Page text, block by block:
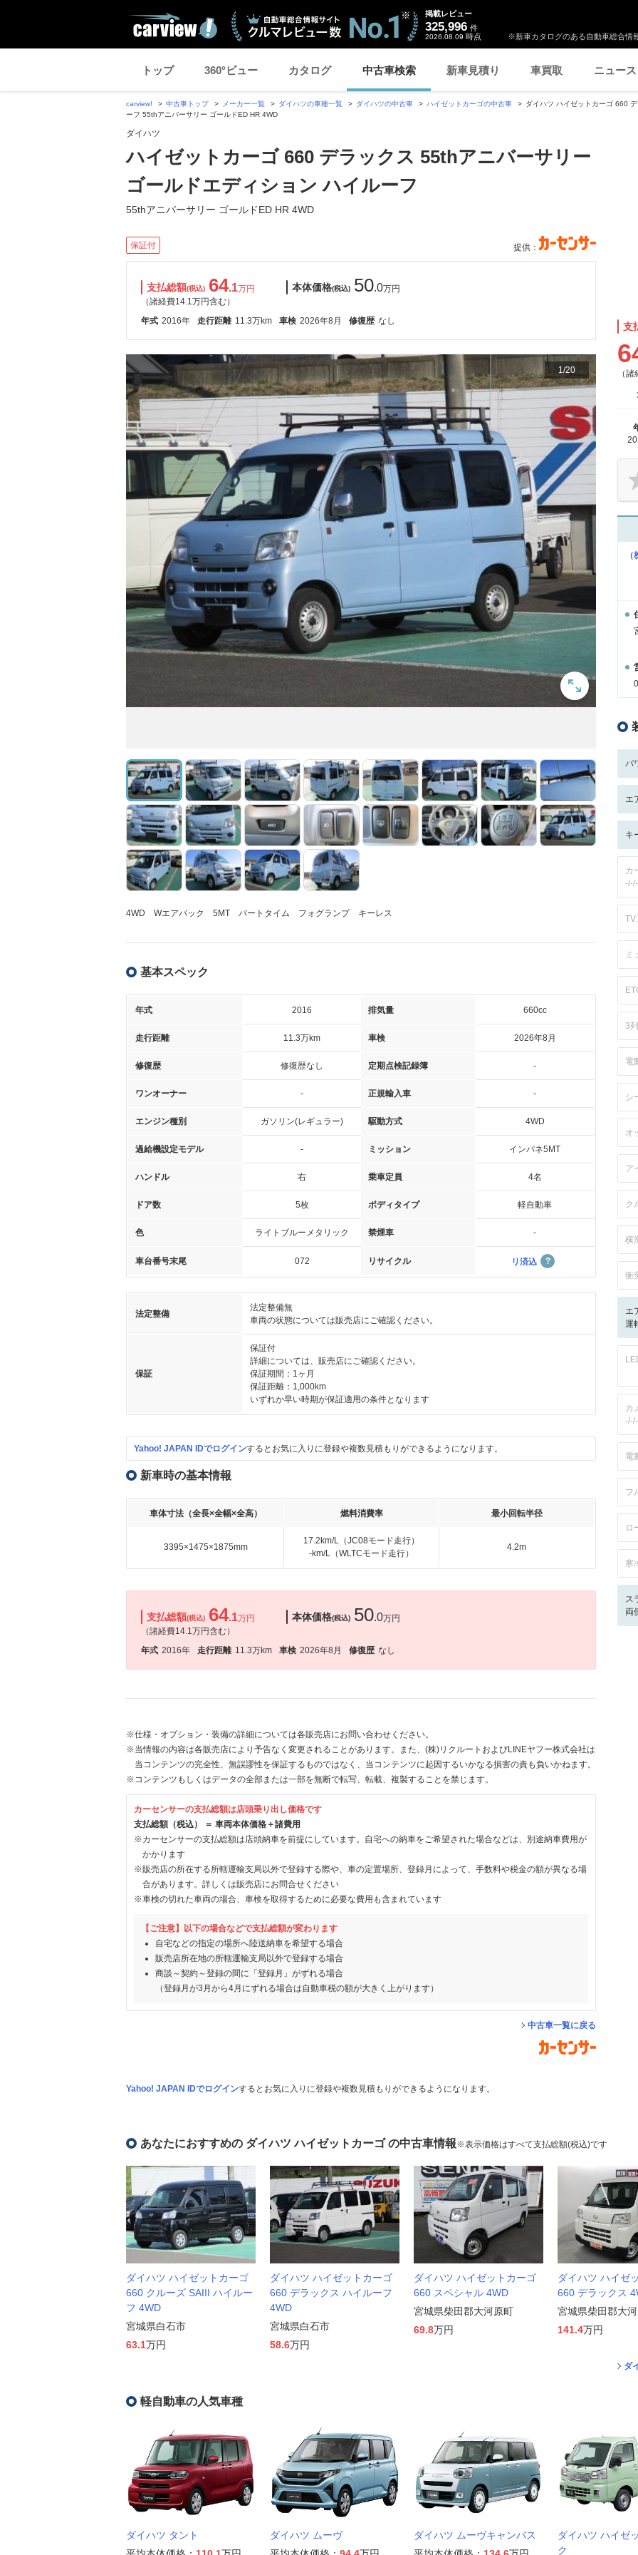
※新車カタログのある自動車総合情
掲載レビュー
325,996 件
2026.08.09 時点
トップ 360°ビュー カタログ 中古車検索 新車見積り 車買取 ニュース
carview! 中古車トップ メーカー一覧 ダイハツの車種一覧 ダイハツの中古車 ハイゼットカーゴの中古車
ダイハツ ハイゼットカーゴ 660
ーフ 55thアニバーサリー ゴールドED HR 4WD
ダイハツ
ハイゼットカーゴ 660 デラックス 55thアニバーサリー
ゴールドエディション ハイルーフ
55thアニバーサリー ゴールドED HR 4WD
保証付 提供：
支払総額(税込) 64.1万円
（諸経費14.1万円含む）
本体価格(税込) 50.0万円
年式 2016年 走行距離 11.3万km 車検 2026年8月 修復歴 なし
1/20
4WD Wエアバック 5MT パートタイム フォグランプ キーレス
基本スペック
年式 2016 排気量 660cc
走行距離 11.3万km 車検 2026年8月
修復歴 修復歴なし 定期点検記録簿 -
ワンオーナー - 正規輸入車 -
エンジン種別 ガソリン(レギュラー) 駆動方式 4WD
過給機設定モデル - ミッション インパネ5MT
ハンドル 右 乗車定員 4名
ドア数 5枚 ボディタイプ 軽自動車
色 ライトブルーメタリック 禁煙車 -
車台番号末尾 072 リサイクル リ済込
法定整備
法定整備無
車両の状態については販売店にご確認ください。
保証
保証付
詳細については、販売店にご確認ください。
保証期間：1ヶ月
保証距離：1,000km
いずれか早い時期が保証適用の条件となります
Yahoo! JAPAN IDでログインするとお気に入りに登録や複数見積もりができるようになります。
新車時の基本情報
車体寸法（全長×全幅×全高） 燃料消費率 最小回転半径
3395×1475×1875mm
17.2km/L（JC08モード走行）
-km/L（WLTCモード走行）
4.2m
支払総額(税込) 64.1万円
（諸経費14.1万円含む）
本体価格(税込) 50.0万円
年式 2016年 走行距離 11.3万km 車検 2026年8月 修復歴 なし
※仕様・オプション・装備の詳細については各販売店にお問い合わせください。
※当情報の内容は各販売店により予告なく変更されることがあります。また、(株)リクルートおよびLINEヤフー株式会社は
当コンテンツの完全性、無誤謬性を保証するものではなく、当コンテンツに起因するいかなる損害の責も負いかねます。
※コンテンツもしくはデータの全部または一部を無断で転写、転載、複製することを禁じます。
カーセンサーの支払総額は店頭乗り出し価格です
支払総額（税込） ＝ 車両本体価格＋諸費用
※カーセンサーの支払総額は店頭納車を前提にしています。自宅への納車をご希望された場合などは、別途納車費用が
かかります
※販売店の所在する所轄運輸支局以外で登録する際や、車の定置場所、登録月によって、手数料や税金の額が異なる場
合があります。詳しくは販売店にお問合せください
※車検の切れた車両の場合、車検を取得するために必要な費用も含まれています
【ご注意】以下の場合などで支払総額が変わります
自宅などの指定の場所へ陸送納車を希望する場合
販売店所在地の所轄運輸支局以外で登録する場合
商談～契約～登録の間に「登録月」がずれる場合
（登録月が3月から4月にずれる場合は自動車税の額が大きく上がります）
中古車一覧に戻る
Yahoo! JAPAN IDでログインするとお気に入りに登録や複数見積もりができるようになります。
支
（
パ
エ
キ
カ
ミ
3
電
シ
オ
ア
ク
横
衝
エ
運
カ
電
フ
ロ
寒
ス
両
あなたにおすすめの ダイハツ ハイゼットカーゴ の中古車情報※表示価格はすべて支払総額(税込)です
ダイハツ ハイゼットカーゴ
660 クルーズ SAIII ハイルー
フ 4WD
宮城県白石市
63.1万円
ダイハツ ハイゼットカーゴ
660 デラックス ハイルーフ
4WD
宮城県白石市
58.6万円
ダイハツ ハイゼットカーゴ
660 スペシャル 4WD
宮城県柴田郡大河原町
69.8万円
ダイハツ ハイゼ
660 デラックス
宮城県柴田郡大
141.4万円
ダ
軽自動車の人気車種
ダイハツ タント
ダイハツ ムーヴ
ダイハツ ムーヴキャンバス
ダイハツ ハイゼ
ク